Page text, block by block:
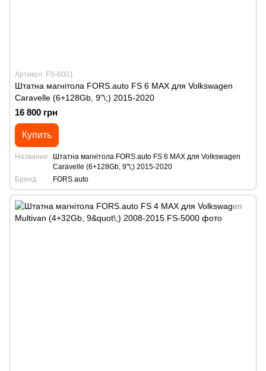
Артикул: FS-6001
Штатна магнітола FORS.auto FS 6 MAX для Volkswagen
Caravelle (6+128Gb, 9"\;) 2015-2020
16 800 грн
Купить
Название
Штатна магнітола FORS.auto FS 6 MAX для Volkswagen
Caravelle (6+128Gb, 9"\;) 2015-2020
Бренд
FORS.auto